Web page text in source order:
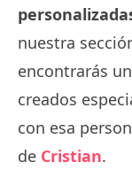
nuestra
encontrarás
creados
con esa
de Cristian.